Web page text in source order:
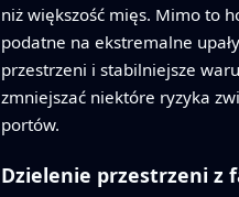
niż większość mięs. Mimo to
podatne na ekstremalne
przestrzeni i stabilniejsze
zmniejszać niektóre ryzyka
portów.
Dzielenie przestrzeni z